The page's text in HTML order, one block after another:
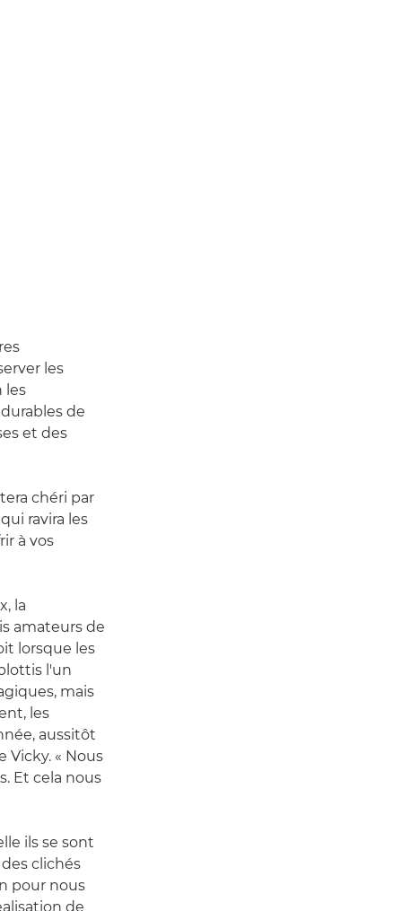
les
les
de
et des
chéri par
qui ravira les
à vos
la
amateurs de
lorsque les
l'un
mais
les
aussitôt
Vicky. « Nous
Et cela nous
ils se sont
clichés
pour nous
de